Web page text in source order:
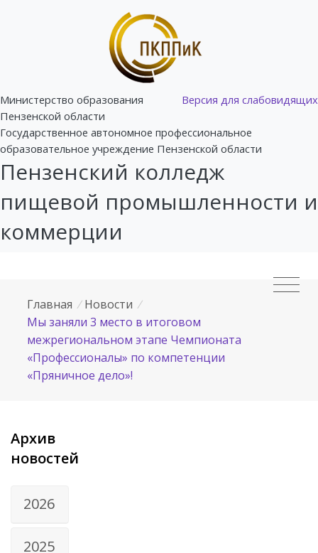
Версия для слабовидящих
Министерство образования
Пензенской области
Государственное автономное профессиональное
образовательное учреждение Пензенской области
Пензенский колледж
пищевой промышленности и
коммерции
Главная / Новости /
Мы заняли 3 место в итоговом
межрегиональном этапе Чемпионата
«Профессионалы» по компетенции
«Пряничное дело»!
Архив
новостей
2026
2025